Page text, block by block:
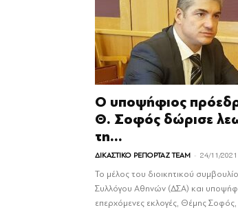
Ο υποψήφιος
Θ. Σοφός δώρισε
τη...
ΔΙΚΑΣΤΙΚΟ ΡΕΠΟΡΤΑΖ TEAM - 24/11/2021
Το μέλος του διοικητικού
Συλλόγου Αθηνών (ΔΣΑ) και
επερχόμενες εκλογές, Θέμης